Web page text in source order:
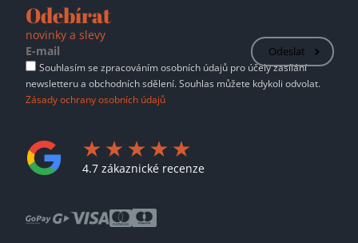
Odebírat
novinky a slevy
Odeslat
Souhlasím se zpracováním osobních údajů pro účely zasílání
newsletteru a obchodních sdělení. Souhlas můžete kdykoli odvolat.
Zásady ochrany osobních údajů
4.7 zákaznické recenze